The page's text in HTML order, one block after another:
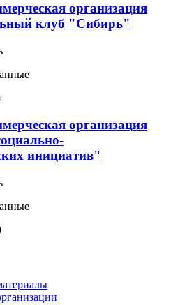
организация
клуб "Сибирь"
организация
инициатив"